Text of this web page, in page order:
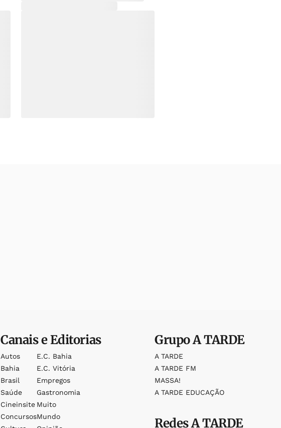
Canais e Editorias
Autos
Bahia
Brasil
Saúde
Cineinsite
Concursos
E.c. Bahia
E.c. Vitória
Empregos
Gastronomia
Muito
Mundo
GrupoA TARDE
A TARDE
A TARDE FM
MASSA!
A TARDE EDUCAÇÃO
RedesA TARDE